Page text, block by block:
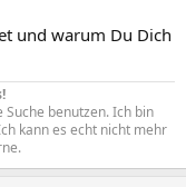
und warum Du Dich
benutzen. Ich bin
kann es echt nicht mehr